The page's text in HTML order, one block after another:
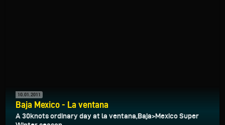
10.01.2011
Baja Mexico - La ventana
A 30knots ordinary day at la ventana,Baja>Mexico Super